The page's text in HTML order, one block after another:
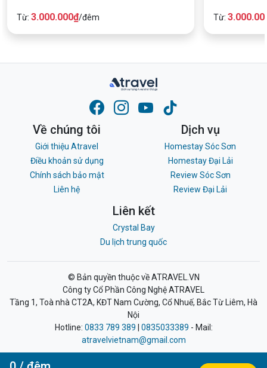
Từ: 3.000.000₫/đêm Từ:
Về chúng tôi
Giới thiệu Atravel
Điều khoản sử dụng
Chính sách bảo mật
Liên hệ
Dịch vụ
Homestay Sóc Sơn
Homestay Đại Lải
Review Sóc Sơn
Review Đại Lải
Liên kết
Crystal Bay
Du lịch trung quốc
© Bản quyền thuộc về ATRAVEL.VN
Công ty Cổ Phần Công Nghệ ATRAVEL
Tầng 1, Toà nhà CT2A, KĐT Nam Cường, Cổ Nhuế, Bắc Từ Liêm, Hà
Nội
Hotline: 0833 789 389 0835033389 - Mail:
atravelvietnam@gmail.com